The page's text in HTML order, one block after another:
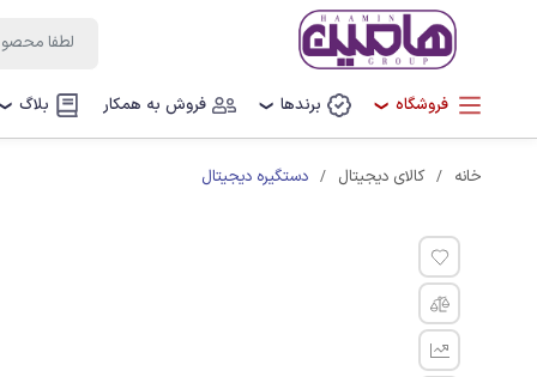
فروشگاه ❯ برندها ❯ فروش به همکار بلاگ
خانه کالای دیجیتال دستگیره دیجیتال